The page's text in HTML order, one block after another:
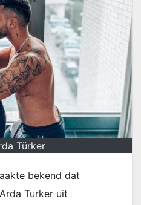
Türker
bekend dat
Turker uit